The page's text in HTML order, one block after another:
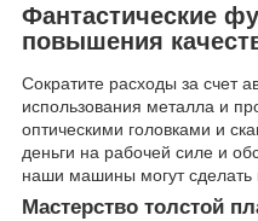
Фантастические
повышения
Сократите расходы за счет
использования металла и
оптическими головками и
деньги на рабочей силе и
наши машины могут сделать
Мастерство толстой